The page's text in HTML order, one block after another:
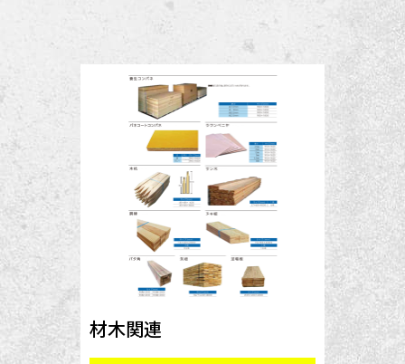
材木関連